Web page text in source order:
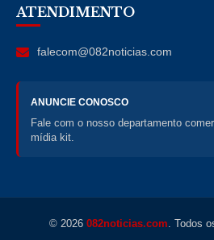
ATENDIMENTO
falecom@082noticias.com
ANUNCIE CONOSCO
Fale com o nosso departamento
mídia kit.
© 2026 082noticias.com. Todos